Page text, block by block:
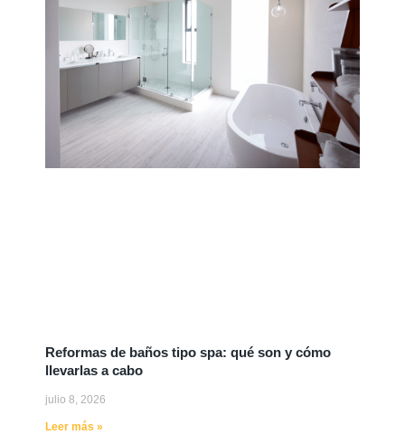
Reformas de baños tipo spa: qué son y cómo
llevarlas a cabo
julio 8, 2026
Leer más »